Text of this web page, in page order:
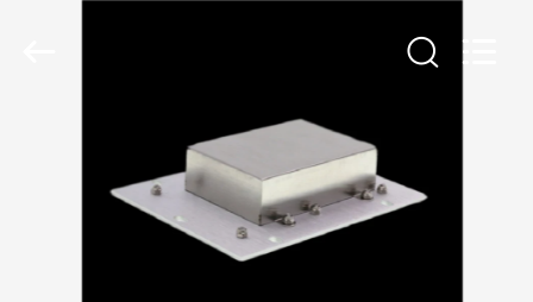
PRODUITS